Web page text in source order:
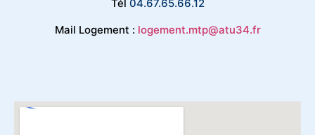
Tél 04.67.65.66.12
Mail Logement : logement.mtp@atu34.fr